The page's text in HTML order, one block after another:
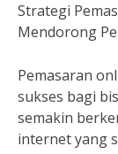
Strategi
Mendorong
Pemasaran
sukses bagi
semakin
internet yang